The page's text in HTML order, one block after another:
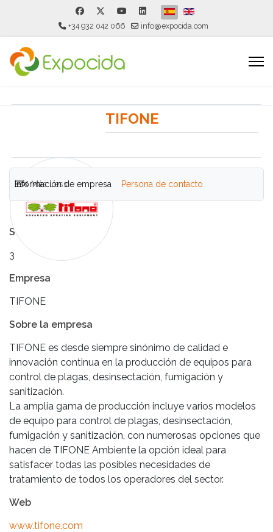
Seleccione su idioma
+34 932 042 066 info@expocida.com
TIFONE
Información de empresa Persona de contacto
Más Less
Stand
3
Empresa
TIFONE
Sobre la empresa
TIFONE es desde siempre sinónimo de calidad e
innovación continua en la producción de equipos para
control de plagas, desinsectación, fumigación y
sanitización.
La amplia gama de producción incluye varios modelos
de equipo para control de plagas, desinsectación,
fumigación y sanitización, con numerosas opciones que
hacen de TIFONE Ambiente la opción ideal para
satisfacer todas las posibles necesidades de
tratamiento de todos los operadores del sector.
Web
www.tifone.com